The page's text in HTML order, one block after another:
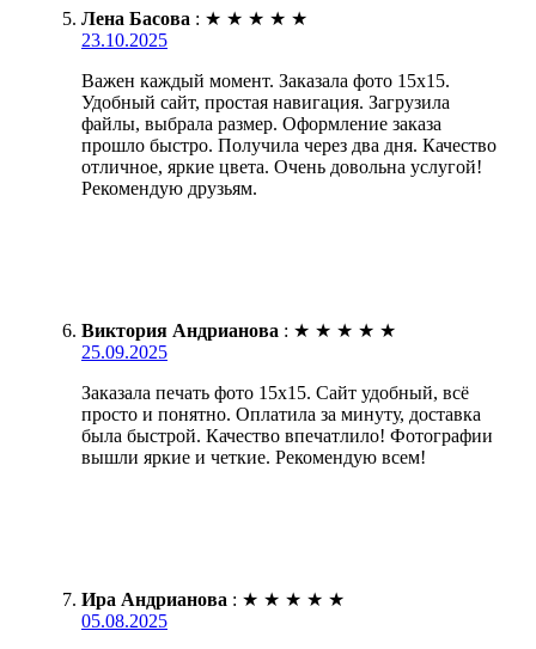
Лена Басова : ★ ★ ★ ★ ★
23.10.2025
Важен каждый момент. Заказала фото 15х15.
Удобный сайт, простая навигация. Загрузила
файлы, выбрала размер. Оформление заказа
прошло быстро. Получила через два дня. Качество
отличное, яркие цвета. Очень довольна услугой!
Рекомендую друзьям.
Виктория Андрианова : ★ ★ ★ ★ ★
25.09.2025
Заказала печать фото 15х15. Сайт удобный, всё
просто и понятно. Оплатила за минуту, доставка
была быстрой. Качество впечатлило! Фотографии
вышли яркие и четкие. Рекомендую всем!
Ира Андрианова : ★ ★ ★ ★ ★
05.08.2025